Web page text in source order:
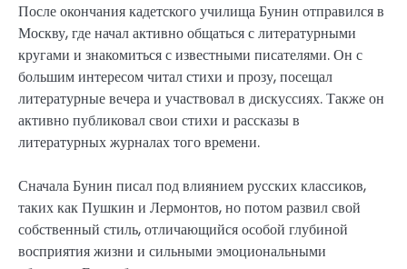
После окончания кадетского училища Бунин отправился в
Москву, где начал активно общаться с литературными
кругами и знакомиться с известными писателями. Он с
большим интересом читал стихи и прозу, посещал
литературные вечера и участвовал в дискуссиях. Также он
активно публиковал свои стихи и рассказы в
литературных журналах того времени.
Сначала Бунин писал под влиянием русских классиков,
таких как Пушкин и Лермонтов, но потом развил свой
собственный стиль, отличающийся особой глубиной
восприятия жизни и сильными эмоциональными